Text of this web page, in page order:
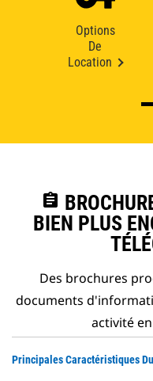
Options
De
Location
assignment
BIEN PLUS
Des brochures
documents
activité
Principales Caractéristiques